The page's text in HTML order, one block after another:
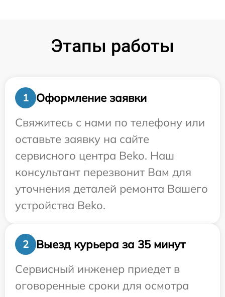
Этапы работы
1
Оформление заявки
Свяжитесь с нами по телефону или
оставьте заявку на сайте
сервисного центра Beko. Наш
консультант перезвонит Вам для
уточнения деталей ремонта Вашего
устройства Beko.
2
Выезд курьера за 35 минут
Сервисный инженер приедет в
оговоренные сроки для осмотра